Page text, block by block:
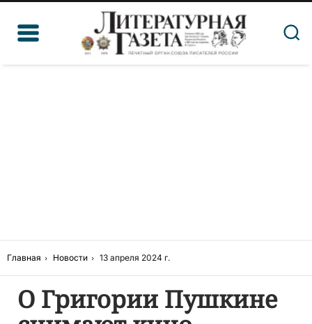
Главная Новости 13 апреля 2024 г.
О Григории Пушкине